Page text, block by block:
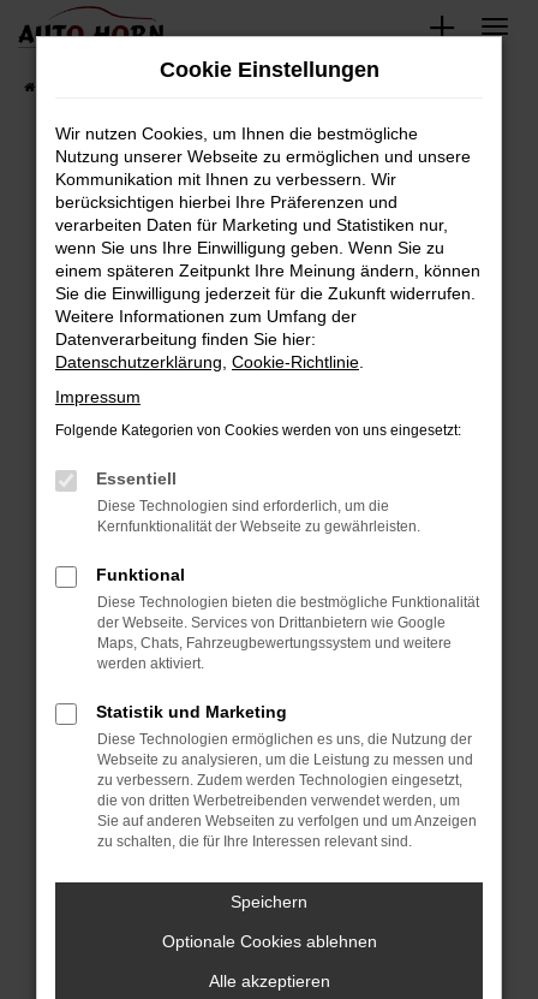
Zum
springen
Fahrzeugbestand
Fehler: Network Error
Beim Laden ist ein Fehler aufgetreten.
Hier sind ein paar Tipps, die dir helfen können:
Überprüfe deine Firewall und deine
Internetverbindung.
Laden andere Webseiten, zum Beispiel deine
Suchmaschine?
Prüfe deine Browsererweiterungen.
können das Laden bestimmter Seiten
verhindern. Funktioniert die Seite in einem
anderen Browser oder in einem privaten
Starte dein Gerät neu.
Das kann manchmal helfen, vorübergehende
Probleme zu beheben.
Betriebssystem auf dem neuesten Stand
sind.
Veraltete Software birgt nicht nur ein
Sicherheitsrisiko, sondern kann auch dazu
führen, dass bestimmte Funktionen nicht mehr
unterstützt werden.
Wende dich an den Webseitenbetreiber.
Wenn du alle oben genannten Schritte versucht
hast, kontaktiere uns bitte. Wir werden
versuchen, das Problem zu beheben. Du kannst
uns diesen Text schicken, um uns bei der
Cookie Einstellungen
Wir nutzen Cookies, um Ihnen die bestmögliche
Nutzung unserer Webseite zu ermöglichen und unsere
Kommunikation mit Ihnen zu verbessern. Wir
berücksichtigen hierbei Ihre Präferenzen und
verarbeiten Daten für Marketing und Statistiken nur,
wenn Sie uns Ihre Einwilligung geben. Wenn Sie zu
einem späteren Zeitpunkt Ihre Meinung ändern, können
Sie die Einwilligung jederzeit für die Zukunft widerrufen.
Weitere Informationen zum Umfang der
Datenverarbeitung finden Sie hier:
Datenschutzerklärung Cookie-Richtlinie
Impressum
Folgende Kategorien von Cookies werden von uns eingesetzt:
Essentiell
Diese Technologien sind erforderlich, um die
Kernfunktionalität der Webseite zu gewährleisten.
Funktional
Diese Technologien bieten die bestmögliche Funktionalität
der Webseite. Services von Drittanbietern wie Google
Maps, Chats, Fahrzeugbewertungssystem und weitere
werden aktiviert.
Statistik und Marketing
Diese Technologien ermöglichen es uns, die Nutzung der
Webseite zu analysieren, um die Leistung zu messen und
zu verbessern. Zudem werden Technologien eingesetzt,
die von dritten Werbetreibenden verwendet werden, um
Sie auf anderen Webseiten zu verfolgen und um Anzeigen
zu schalten, die für Ihre Interessen relevant sind.
Speichern
Optionale Cookies ablehnen
Alle akzeptieren